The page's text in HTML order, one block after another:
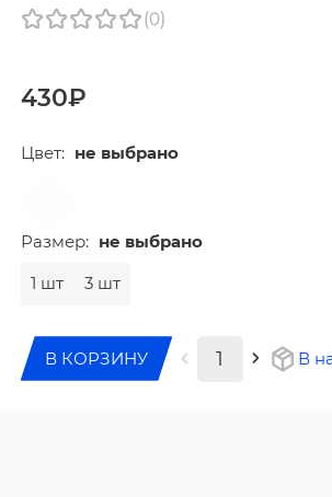
(0)
430₽
Цвет: не выбрано
Размер: не выбрано
1 шт 3 шт
В КОРЗИНУ В